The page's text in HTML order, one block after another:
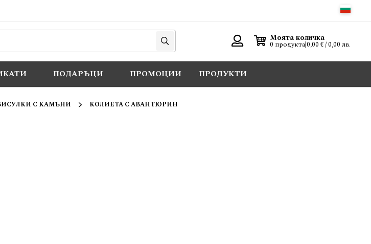
Търси
Моята количка
0 продукта|0,00 € / 0,00 лв.
ПОДАРЪЦИ ПРОМОЦИИ ПРОДУКТИ
С КАМЪНИ КОЛИЕТА С АВАНТЮРИН